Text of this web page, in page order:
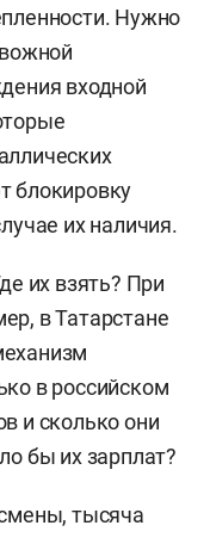
Нужно
входной
блокировку
их наличия.
их взять? При
в Татарстане
в российском
и сколько они
бы их зарплат?
тысяча